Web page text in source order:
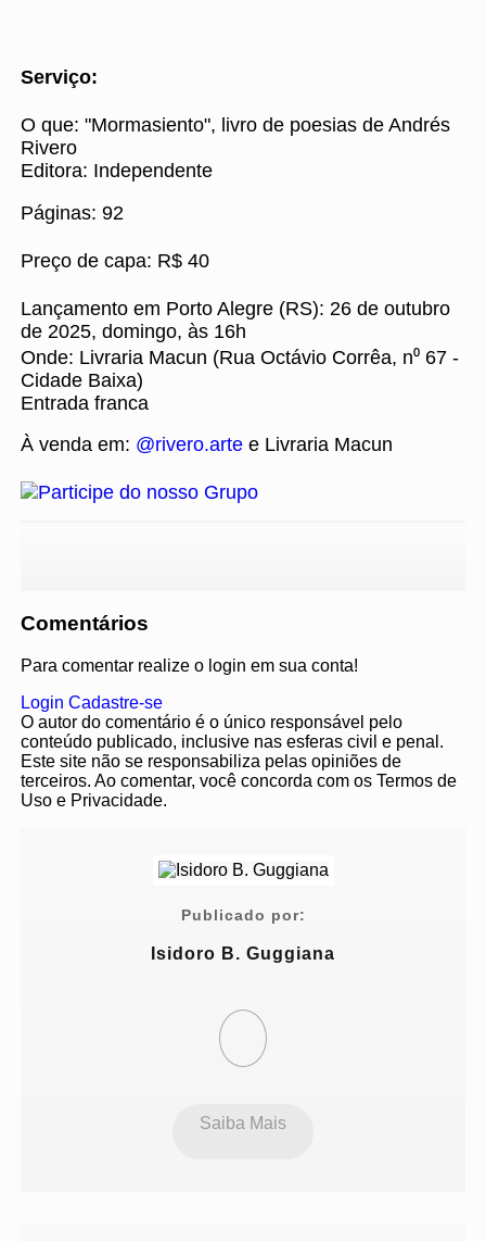
Serviço:
O que: "Mormasiento", livro de poesias de Andrés
Rivero
Editora: Independente
Páginas: 92
Preço de capa: R$ 40
Lançamento em Porto Alegre (RS): 26 de outubro
de 2025, domingo, às 16h
Onde: Livraria Macun (Rua Octávio Corrêa, n⁰ 67 -
Cidade Baixa)
Entrada franca
À venda em: @rivero.arte e Livraria Macun
Comentários
Para comentar realize o login em sua conta!
Login Cadastre-se
O autor do comentário é o único responsável pelo
conteúdo publicado, inclusive nas esferas civil e penal.
Este site não se responsabiliza pelas opiniões de
terceiros. Ao comentar, você concorda com os Termos de
Uso e Privacidade.
Publicado por:
Isidoro B. Guggiana
Saiba Mais